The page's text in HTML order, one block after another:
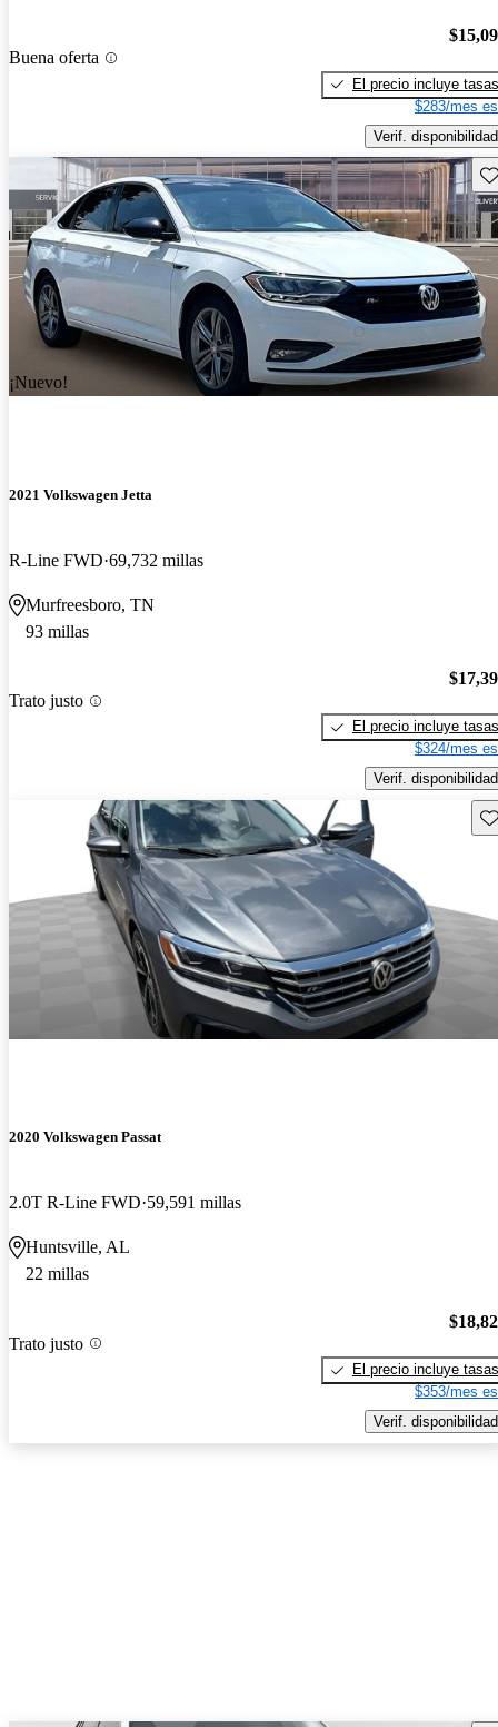
Buena oferta
El precio incluye tasas
$283/mes
Verif. disponibilidad
¡Nuevo!
2021 Volkswagen Jetta
R-Line FWD 69,732 millas
Murfreesboro, TN
93 millas
Trato justo
El precio incluye tasas
$324/mes
Verif. disponibilidad
2020 Volkswagen Passat
2.0T R-Line FWD 59,591 millas
Huntsville, AL
22 millas
Trato justo
El precio incluye tasas
$353/mes
Verif. disponibilidad